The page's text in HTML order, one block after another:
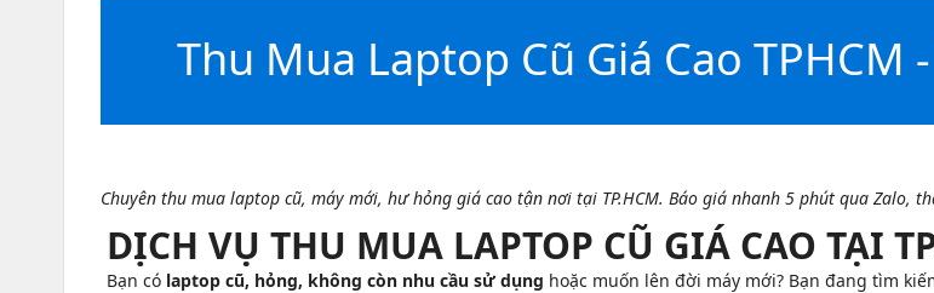
Thu Mua Laptop Cũ Giá Cao TPHCM
Chuyên thu mua laptop cũ, máy mới, hư hỏng giá cao tận nơi tại TP.HCM. Báo giá nhanh 5 phút qua Zalo,
DỊCH VỤ THU MUA LAPTOP CŨ GIÁ CAO TẠI
Bạn có laptop cũ, hỏng, không còn nhu cầu sử dụng hoặc muốn lên đời máy mới? Bạn đang tìm